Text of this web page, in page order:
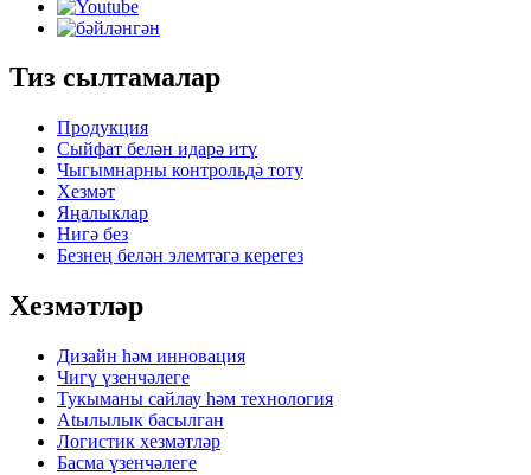
Тиз сылтамалар
Продукция
Сыйфат белән идарә итү
Чыгымнарны контрольдә тоту
Хезмәт
Яңалыклар
Нигә без
Безнең белән элемтәгә керегез
Хезмәтләр
Дизайн һәм инновация
Чигү үзенчәлеге
Тукыманы сайлау һәм технология
Atылылык басылган
Логистик хезмәтләр
Басма үзенчәлеге